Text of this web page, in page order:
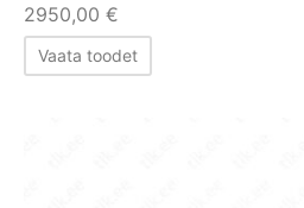
2950,00 €
Vaata toodet